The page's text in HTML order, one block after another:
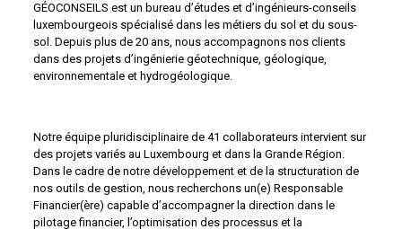
GÉOCONSEILS est un bureau d’études et d’ingénieurs-conseils
luxembourgeois spécialisé dans les métiers du sol et du sous-
sol. Depuis plus de 20 ans, nous accompagnons nos clients
dans des projets d’ingénierie géotechnique, géologique,
environnementale et hydrogéologique.
Notre équipe pluridisciplinaire de 41 collaborateurs intervient sur
des projets variés au Luxembourg et dans la Grande Région.
Dans le cadre de notre développement et de la structuration de
nos outils de gestion, nous recherchons un(e) Responsable
Financier(ère) capable d’accompagner la direction dans le
pilotage financier, l’optimisation des processus et la